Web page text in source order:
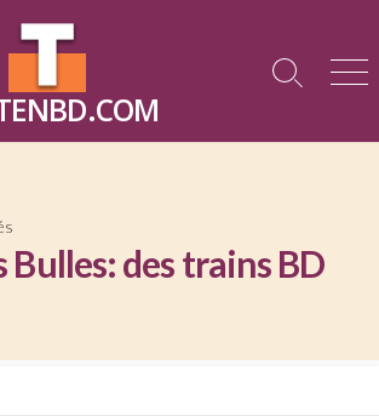
Search
Bulles: des trains BD